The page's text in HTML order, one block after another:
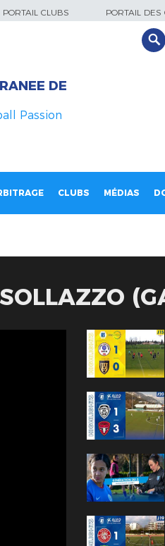
PORTAIL CLUBS PORTAIL DES
DE
Passion
CLUBS MÉDIAS